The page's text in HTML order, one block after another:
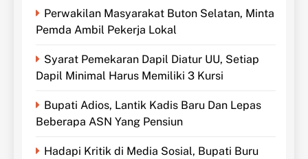
Perwakilan Masyarakat Buton Selatan, Minta
Pemda Ambil Pekerja Lokal
Syarat Pemekaran Dapil Diatur UU, Setiap
Dapil Minimal Harus Memiliki 3 Kursi
Bupati Adios, Lantik Kadis Baru Dan Lepas
Beberapa ASN Yang Pensiun
Hadapi Kritik di Media Sosial, Bupati Buru